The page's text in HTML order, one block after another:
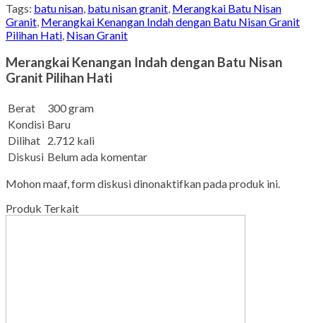
Tags: batu nisan batu nisan granit Merangkai Batu Nisan
Granit Merangkai Kenangan Indah dengan Batu Nisan Granit
Pilihan Hati Nisan Granit
Merangkai Kenangan Indah dengan Batu Nisan
Granit Pilihan Hati
Berat
300 gram
Kondisi Baru
Dilihat 2.712 kali
Diskusi Belum ada komentar
Mohon maaf, form diskusi dinonaktifkan pada produk ini.
Produk Terkait